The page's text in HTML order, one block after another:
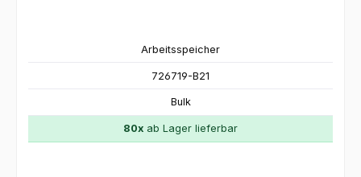
Arbeitsspeicher
726719-B21
Bulk
80x ab Lager lieferbar